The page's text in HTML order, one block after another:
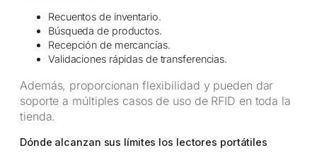
Recuentos de inventario.
Búsqueda de productos.
Recepción de mercancías.
Validaciones rápidas de transferencias.
Además, proporcionan flexibilidad y pueden dar
soporte a múltiples casos de uso de RFID en toda la
tienda.
Dónde alcanzan sus límites los lectores portátiles